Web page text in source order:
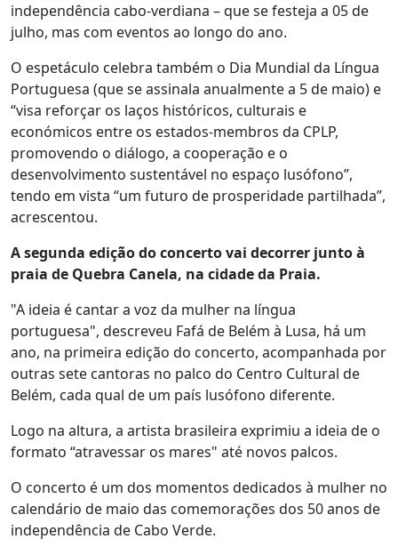
independência cabo-verdiana – que se festeja a 05 de
julho, mas com eventos ao longo do ano.
O espetáculo celebra também o Dia Mundial da Língua
Portuguesa (que se assinala anualmente a 5 de maio) e
“visa reforçar os laços históricos, culturais e
económicos entre os estados-membros da CPLP,
promovendo o diálogo, a cooperação e o
desenvolvimento sustentável no espaço lusófono”,
tendo em vista “um futuro de prosperidade partilhada”,
acrescentou.
A segunda edição do concerto vai decorrer junto à
praia de Quebra Canela, na cidade da Praia.
"A ideia é cantar a voz da mulher na língua
portuguesa", descreveu Fafá de Belém à Lusa, há um
ano, na primeira edição do concerto, acompanhada por
outras sete cantoras no palco do Centro Cultural de
Belém, cada qual de um país lusófono diferente.
Logo na altura, a artista brasileira exprimiu a ideia de o
formato “atravessar os mares" até novos palcos.
O concerto é um dos momentos dedicados à mulher no
calendário de maio das comemorações dos 50 anos de
independência de Cabo Verde.